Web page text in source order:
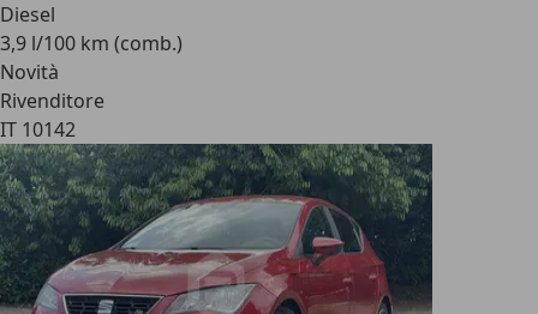
Diesel
3,9 l/100 km (comb.)
Novità
Rivenditore
IT 10142